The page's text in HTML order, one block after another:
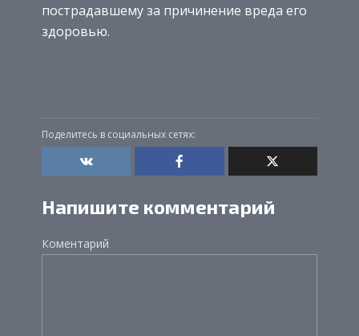
пострадавшему за причинение вреда его
здоровью.
Поделитесь в социальных сетях:
Напишите комментарий
Коментарий